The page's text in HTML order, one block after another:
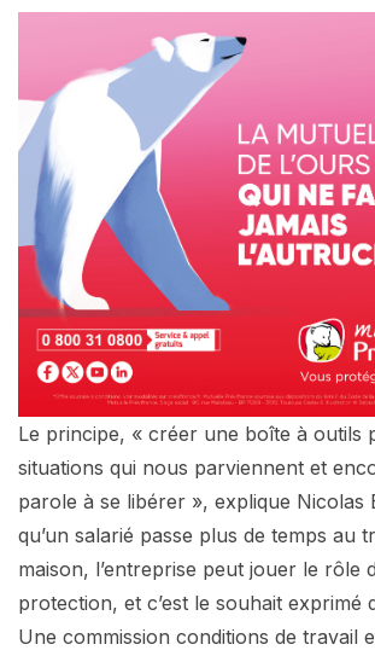
Le principe, « créer une boîte à outils
situations qui nous parviennent et
parole à se libérer », explique Nicolas
qu’un salarié passe plus de temps au
maison, l’entreprise peut jouer le rôle
protection, et c’est le souhait exprimé
Une commission conditions de travail